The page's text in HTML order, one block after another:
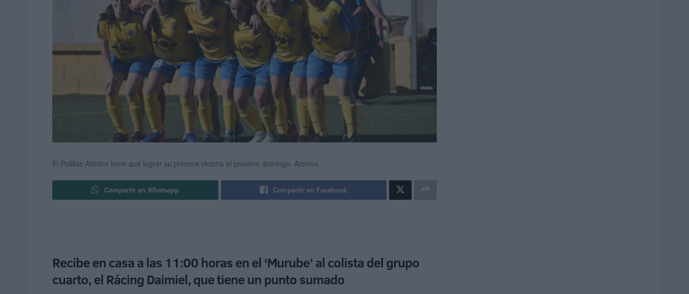
El Polillas Atlético tiene que lograr su primera victoria el próximo domingo. Archivo
Compartir en Whatsapp Compartir en Facebook
Recibe en casa a las 11:00 horas en el ‘Murube’ al colista del grupo
cuarto, el Rácing Daimiel, que tiene un punto sumado